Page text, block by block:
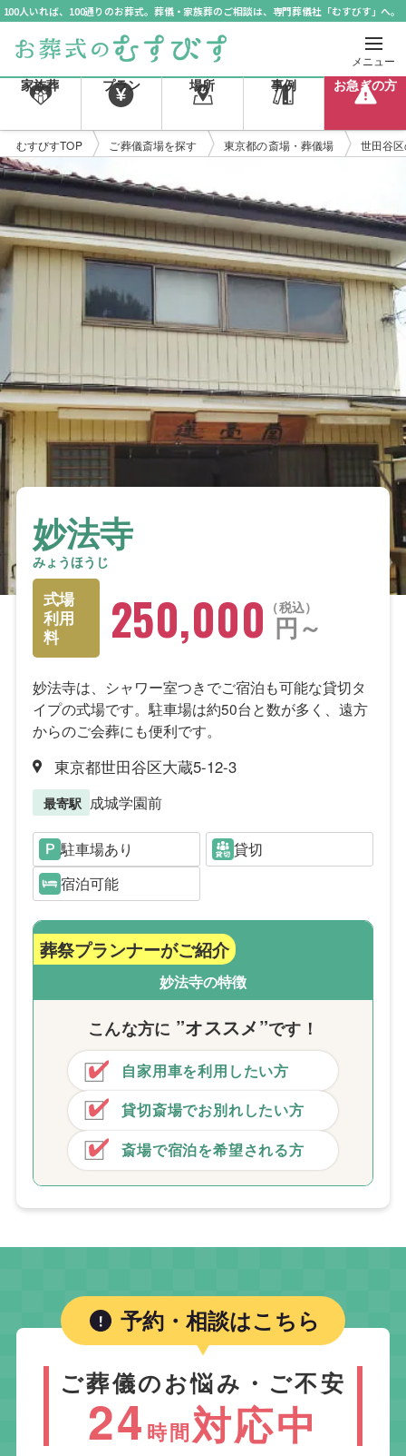
100人いれば、100通りのお葬式。葬儀・家族葬のご相談は、専門葬儀社「むすびす」へ。
メニュー
家族葬 プラン 場所 事例 お急ぎの方
むすびすTOP ご葬儀斎場を探す 東京都の斎場・葬儀場 世田谷
妙法寺
みょうほうじ
式場
利用
料
税込
250,000 円～
妙法寺は、シャワー室つきでご宿泊も可能な貸切タ
イプの式場です。駐車場は約50台と数が多く、遠方
からのご会葬にも便利です。
東京都世田谷区大蔵5-12-3
最寄駅 成城学園前
駐車場あり
貸切
宿泊可能
葬祭プランナーがご紹介
妙法寺の特徴
こんな方に ”オススメ”です！
自家用車を利用したい方
貸切斎場でお別れしたい方
斎場で宿泊を希望される方
予約・相談はこちら
ご葬儀のお悩み・ご不安
24 時間対応中